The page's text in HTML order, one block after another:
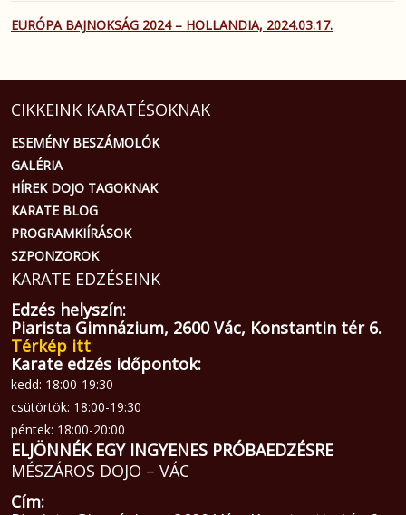
EURÓPA BAJNOKSÁG 2024 – HOLLANDIA, 2024.03.17.
CIKKEINK KARATÉSOKNAK
ESEMÉNY BESZÁMOLÓK
GALÉRIA
HÍREK DOJO TAGOKNAK
KARATE BLOG
PROGRAMKIÍRÁSOK
SZPONZOROK
KARATE EDZÉSEINK
Edzés helyszín:
Piarista Gimnázium, 2600 Vác, Konstantin tér 6.
Térkép itt
Karate edzés időpontok:
kedd: 18:00-19:30
csütörtök: 18:00-19:30
péntek: 18:00-20:00
ELJÖNNÉK EGY INGYENES PRÓBAEDZÉSRE
MÉSZÁROS DOJO – VÁC
Cím: